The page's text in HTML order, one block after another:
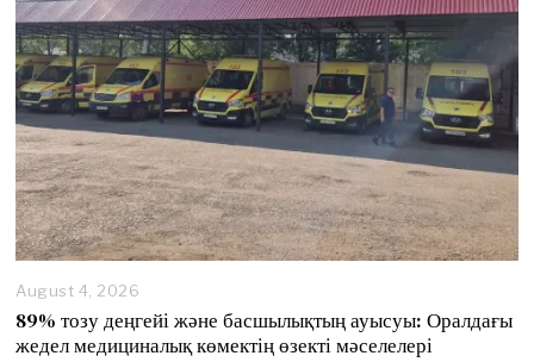
August 4, 2026
89% тозу деңгейі және басшылықтың ауысуы: Оралдағы
жедел медициналық көмектің өзекті мәселелері